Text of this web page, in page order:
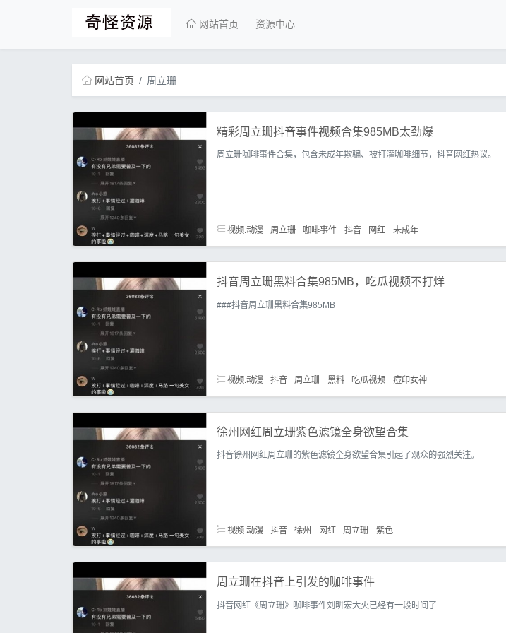
网站首页 资源中心
网站首页 周立珊
精彩周立珊抖音事件视频合集985MB太劲爆
周立珊咖啡事件合集，包含未成年欺骗、被打灌咖啡细节，抖音网红热议。
视频.动漫 周立珊 咖啡事件 抖音 网红 未成年
抖音周立珊黑料合集985MB，吃瓜视频不打烊
###抖音周立珊黑料合集985MB
视频.动漫 抖音 周立珊 黑料 吃瓜视频 痘印女神
徐州网红周立珊紫色滤镜全身欲望合集
抖音徐州网红周立珊的紫色滤镜全身欲望合集引起了观众的强烈关注。
视频.动漫 抖音 徐州 网红 周立珊 紫色
周立珊在抖音上引发的咖啡事件
抖音网红《周立珊》咖啡事件刘畊宏大火已经有一段时间了